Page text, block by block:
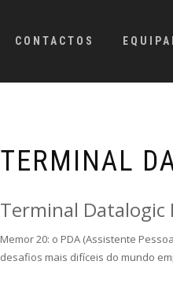
CONTACTOS
TERMINAL
Terminal Datalogic
Memor 20: o PDA (Assistente
desafios mais difíceis do mundo